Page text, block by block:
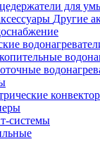
Другие
системы